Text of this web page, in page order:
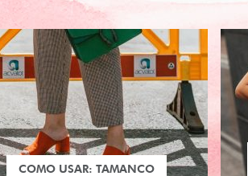
COMO USAR: TAMANCO